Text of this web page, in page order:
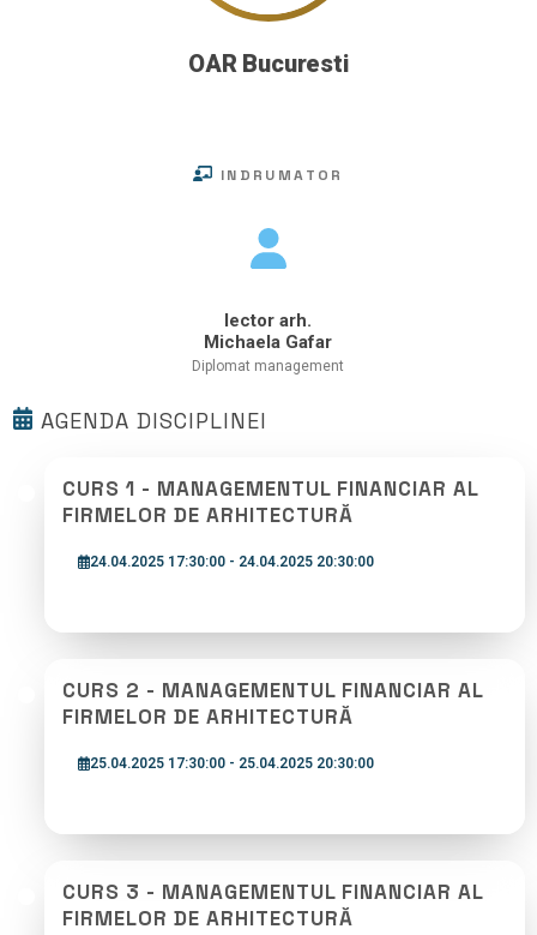
OAR Bucuresti
INDRUMATOR
lector arh.
Michaela Gafar
Diplomat management
AGENDA DISCIPLINEI
CURS 1 - MANAGEMENTUL FINANCIAR AL
FIRMELOR DE ARHITECTURĂ
24.04.2025 17:30:00 - 24.04.2025 20:30:00
CURS 2 - MANAGEMENTUL FINANCIAR AL
FIRMELOR DE ARHITECTURĂ
25.04.2025 17:30:00 - 25.04.2025 20:30:00
CURS 3 - MANAGEMENTUL FINANCIAR AL
FIRMELOR DE ARHITECTURĂ